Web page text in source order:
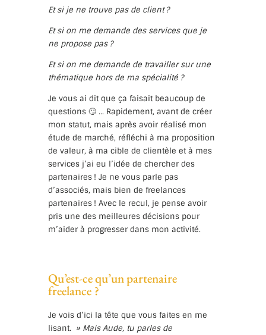
Et si je ne trouve pas de client ?
Et si on me demande des services que je
ne propose pas ?
Et si on me demande de travailler sur une
thématique hors de ma spécialité ?
Je vous ai dit que ça faisait beaucoup de
questions 🙄 … Rapidement, avant de créer
mon statut, mais après avoir réalisé mon
étude de marché, réfléchi à ma proposition
de valeur, à ma cible de clientèle et à mes
services j’ai eu l’idée de chercher des
partenaires ! Je ne vous parle pas
d’associés, mais bien de freelances
partenaires ! Avec le recul, je pense avoir
pris une des meilleures décisions pour
m’aider à progresser dans mon activité.
Qu’est-ce qu’un partenaire
freelance ?
Je vois d’ici la tête que vous faites en me
lisant. » Mais Aude, tu parles de